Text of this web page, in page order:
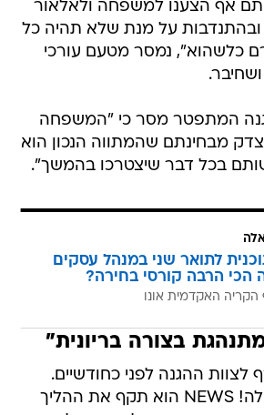
אף הצענו למשפחה ולאלאור
על מנת שלא תהיה כל
כלשהוא", נמסר מטעם עורכי
המתפטר מסר כי "המשפחה
מבחינתם שהמתווה הנכון הוא
בכל דבר שיצטרכו בהמשך".
לתואר שני במנהל עסקים
הכי הרבה קורסי בחירה?
הקריה האקדמית אונו
בצורה בריונית"
ההגנה לפני כחודשיים.
בריאיון לאולפן וואלה! NEWS הוא תקף את ההליך